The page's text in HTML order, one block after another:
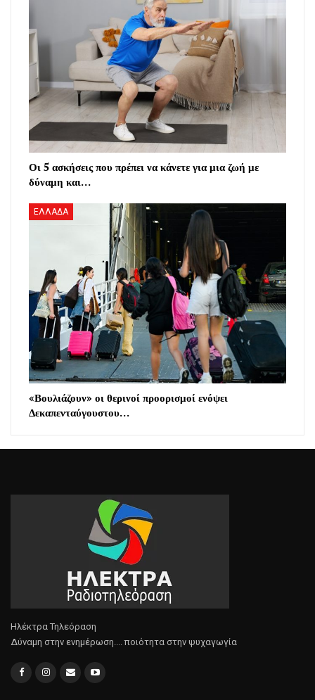
Οι 5 ασκήσεις που πρέπει να κάνετε για μια ζωή με
δύναμη και…
ΕΛΛΑΔΑ
«Βουλιάζουν» οι θερινοί προορισμοί ενόψει
Δεκαπενταύγουστου…
Ηλέκτρα Τηλεόραση
Δύναμη στην ενημέρωση.... ποιότητα στην ψυχαγωγία